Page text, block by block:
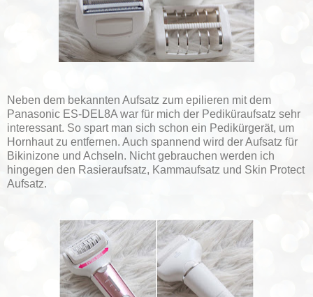
Neben dem bekannten Aufsatz zum epilieren mit dem
Panasonic ES-DEL8A war für mich der Pediküraufsatz sehr
interessant. So spart man sich schon ein Pedikürgerät, um
Hornhaut zu entfernen. Auch spannend wird der Aufsatz für
Bikinizone und Achseln. Nicht gebrauchen werden ich
hingegen den Rasieraufsatz, Kammaufsatz und Skin Protect
Aufsatz.